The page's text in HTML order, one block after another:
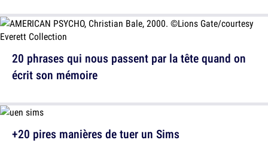
20 phrases qui nous passent par la tête quand on
écrit son mémoire
+20 pires manières de tuer un Sims